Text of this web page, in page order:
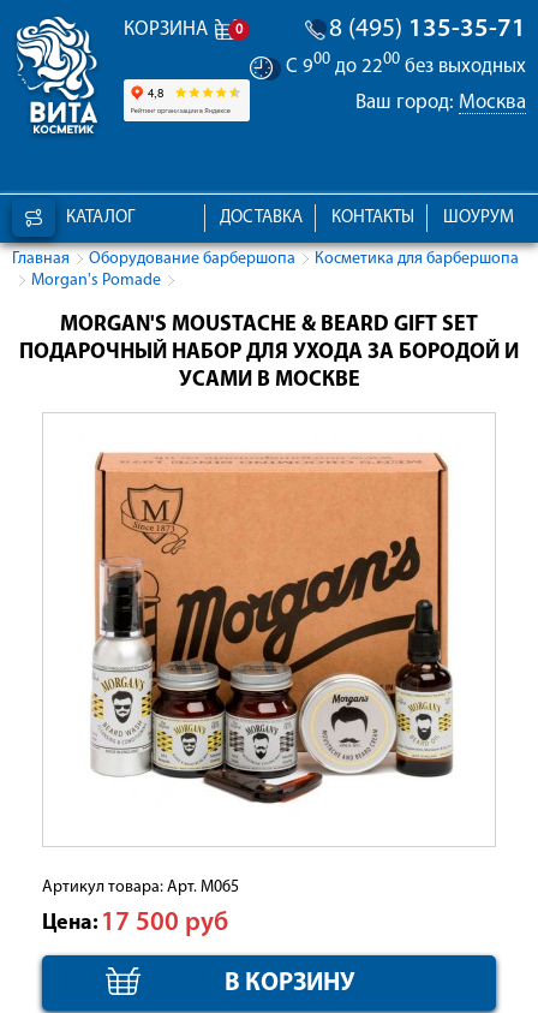
КОРЗИНА 0 8 (495) 135-35-71
С 900 до 2200 без выходных
Ваш город: Москва
КАТАЛОГ ШОУРУМ
КОНТАКТЫ
ДОСТАВКА
Главная Оборудование барбершопа
Косметика для барбершопа
Morgan's Pomade
MORGAN'S MOUSTACHE & BEARD GIFT SET
ПОДАРОЧНЫЙ НАБОР ДЛЯ УХОДА ЗА БОРОДОЙ И
УСАМИ В МОСКВЕ
Артикул товара: Арт. М065
Цена: 17 500 руб